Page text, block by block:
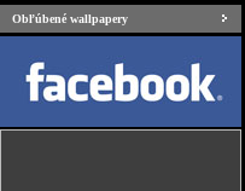
Obľúbené wallpapery